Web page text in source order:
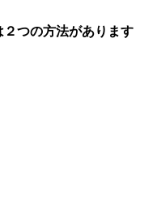
つの方法があります